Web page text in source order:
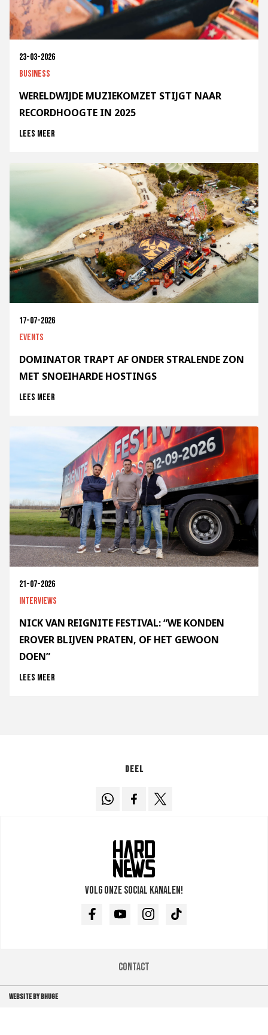
23-03-2026
Business
WERELDWIJDE MUZIEKOMZET STIJGT NAAR
RECORDHOOGTE IN 2025
Lees meer
17-07-2026
Events
DOMINATOR TRAPT AF ONDER STRALENDE ZON
MET SNOEIHARDE HOSTINGS
Lees meer
21-07-2026
Interviews
NICK VAN REIGNITE FESTIVAL: “WE KONDEN
EROVER BLIJVEN PRATEN, OF HET GEWOON
DOEN”
Lees meer
Deel
Volg onze social kanalen!
FacebookYoutubeInstagramTikTok
Contact
WEBSITE BY BHUGE